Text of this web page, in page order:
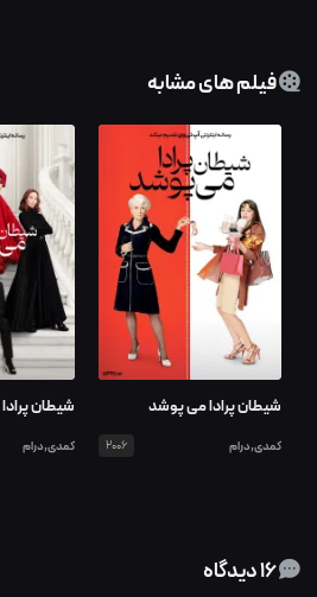
فیلم های مشابه
شیطان پرادا می پوشد
کمدی,درام 2006
شیطان
کمدی,درام